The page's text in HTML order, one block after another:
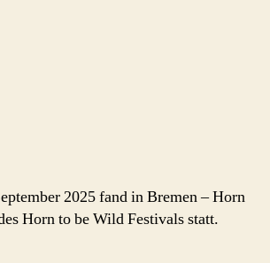
2025 fand in Bremen – Horn
Horn to be Wild Festivals statt.